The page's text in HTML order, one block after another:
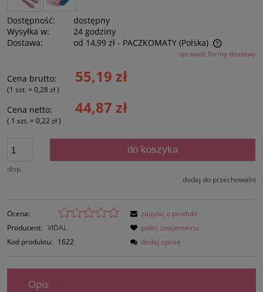
Dostępność:
dostępny
Wysyłka w:
24 godziny
Dostawa:
od 14,99 zł - PACZKOMATY(Polska)
Cena nie zawiera ewentualnych kosztów płatnościsprawdź formy dostawy
Cena brutto: 55,19 zł
(1 szt. = 0,28 zł)
Cena netto: 44,87 zł
( 1 szt. = 0,22 zł)
disp.
do koszyka
dodaj do przechowalni
Ocena:
Producent: VIDAL
Kod produktu:
1622
zapytaj o produkt
poleć znajomemu
dodaj opinię
Opis